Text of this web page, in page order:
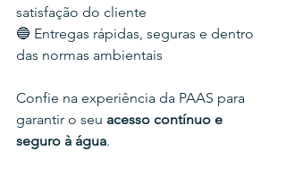
satisfação do cliente
🔵 Entregas rápidas, seguras e dentro
das normas ambientais
Confie na experiência da PAAS para
garantir o seu acesso contínuo e
seguro à água.